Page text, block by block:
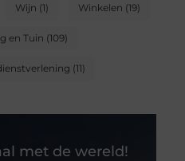
Wijn (1) Winkelen (19)
en Tuin (109)
(11)
met de wereld!